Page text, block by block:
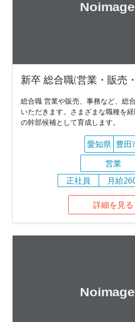
新卒 総合職(営業・販売
総合職 営業や販売、事務など、総
いただきます。さまざまな職種を
の幹部候補として育成します。
愛知県 豊田
営業
正社員
月給
詳細を見る